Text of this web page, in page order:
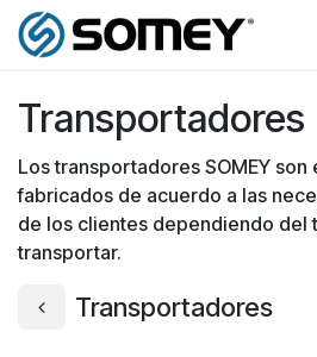
Ir al contenido
Transportadores
Los transportadores SOMEY
fabricados de acuerdo a las
de los clientes dependiendo del
transportar.
Transportadores